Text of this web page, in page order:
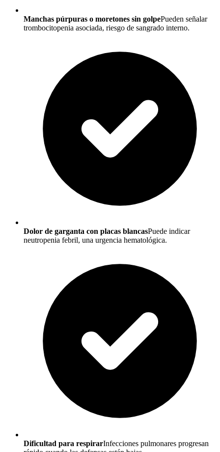
Manchas púrpuras o moretones sin golpePueden señalar
trombocitopenia asociada, riesgo de sangrado interno.
Dolor de garganta con placas blancasPuede indicar
neutropenia febril, una urgencia hematológica.
Dificultad para respirarInfecciones pulmonares progresan